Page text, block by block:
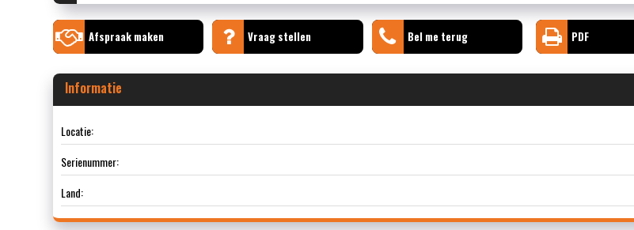
Afspraak maken Vraag stellen Bel me terug PDF
Informatie
Locatie:
Serienummer:
Land: